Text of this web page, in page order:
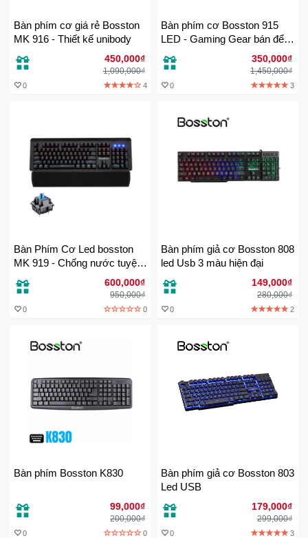
Đồ
Chơi
Trẻ
Em
Đời
Sống
Phòng
Làm
Bàn phím cơ giá rẻ Bosston
MK 916 - Thiết kế unibody
450,000₫
1,090,000₫
0 4
Bàn phím cơ Bosston 915
LED - Gaming Gear bán để
350,000₫
1,450,000₫
0 3
Bàn Phím Cơ Led bosston
MK 919 - Chống nước tuyệt
600,000₫
950,000₫
0 0
Bàn phím giả cơ Bosston 808
led Usb 3 màu hiện đại
149,000₫
280,000₫
0 2
Bàn phím Bosston K830
99,000₫
200,000₫
0 0
Bàn phím giả cơ Bosston 803
Led USB
179,000₫
299,000₫
0 3